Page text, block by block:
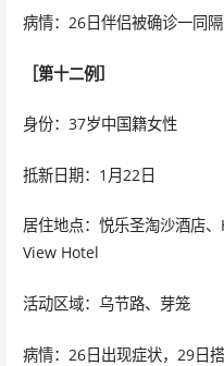
病情：26日伴侣被确诊一同
［第十二例］
身份：37岁中国籍女性
抵新日期：1月22日
居住地点：悦乐圣淘沙酒店
View Hotel
活动区域：乌节路、芽笼
病情：26日出现症状，29日